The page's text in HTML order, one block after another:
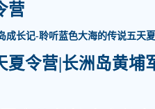
营
成长记-聆听蓝色大海的传说五天
夏令营|长洲岛黄埔